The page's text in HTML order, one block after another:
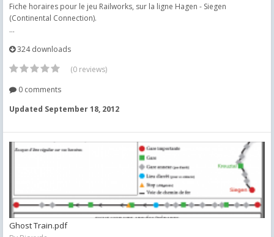
Fiche horaires pour le jeu Railworks, sur la ligne Hagen - Siegen
(Continental Connection).
...
324 downloads
(0 reviews)
0 comments
Updated September 18, 2012
Ghost Train.pdf